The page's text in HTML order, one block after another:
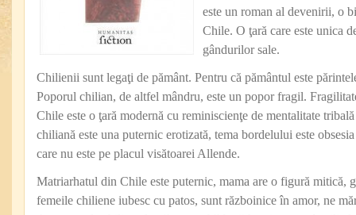
este un roman al devenirii, o
Chile. O ţară care este unica
gândurilor sale.
Chilienii sunt legaţi de pământ. Pentru că pământul este
Poporul chilian, de altfel mândru, este un popor fragil.
Chile este o ţară modernă cu reminiscienţe de mentalitate
chiliană este una puternic erotizată, tema bordelului este
care nu este pe placul visătoarei Allende.
Matriarhatul din Chile este puternic, mama are o figură mitică,
femeile chiliene iubesc cu patos, sunt războinice în amor, ne